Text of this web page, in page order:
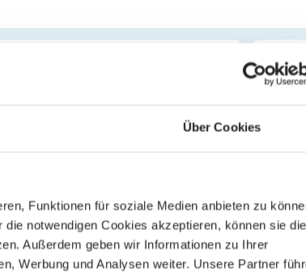
Über Cookies
Funktionen für soziale Medien anbieten zu
notwendigen Cookies akzeptieren, können sie die
Außerdem geben wir Informationen zu Ihrer
Werbung und Analysen weiter. Unsere Partner
0